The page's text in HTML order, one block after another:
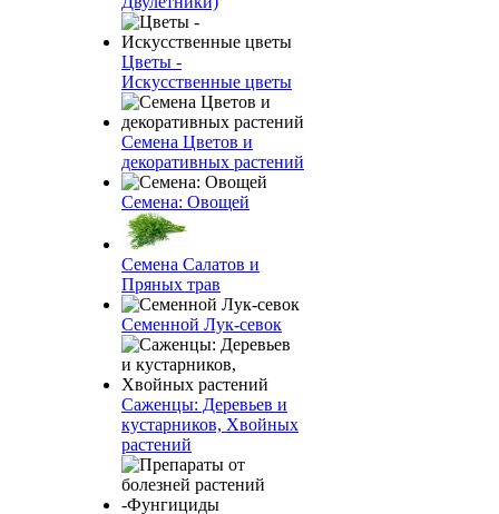
Цветы -
Искусственные цветы
Семена Цветов и
декоративных растений
Семена: Овощей
Семена Салатов и
Пряных трав
Семенной Лук-севок
Саженцы: Деревьев и
кустарников, Хвойных
растений